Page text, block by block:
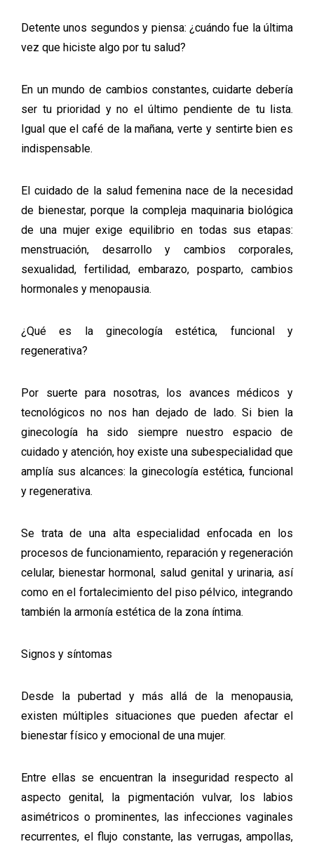
Detente unos segundos y piensa: ¿cuándo fue la última
vez que hiciste algo por tu salud?
En un mundo de cambios constantes, cuidarte debería
ser tu prioridad y no el último pendiente de tu lista.
Igual que el café de la mañana, verte y sentirte bien es
indispensable.
El cuidado de la salud femenina nace de la necesidad
de bienestar, porque la compleja maquinaria biológica
de una mujer exige equilibrio en todas sus etapas:
menstruación, desarrollo y cambios corporales,
sexualidad, fertilidad, embarazo, posparto, cambios
hormonales y menopausia.
¿Qué es la ginecología estética, funcional y
regenerativa?
Por suerte para nosotras, los avances médicos y
tecnológicos no nos han dejado de lado. Si bien la
ginecología ha sido siempre nuestro espacio de
cuidado y atención, hoy existe una subespecialidad que
amplía sus alcances: la ginecología estética, funcional
y regenerativa.
Se trata de una alta especialidad enfocada en los
procesos de funcionamiento, reparación y regeneración
celular, bienestar hormonal, salud genital y urinaria, así
como en el fortalecimiento del piso pélvico, integrando
también la armonía estética de la zona íntima.
Signos y síntomas
Desde la pubertad y más allá de la menopausia,
existen múltiples situaciones que pueden afectar el
bienestar físico y emocional de una mujer.
Entre ellas se encuentran la inseguridad respecto al
aspecto genital, la pigmentación vulvar, los labios
asimétricos o prominentes, las infecciones vaginales
recurrentes, el flujo constante, las verrugas, ampollas,